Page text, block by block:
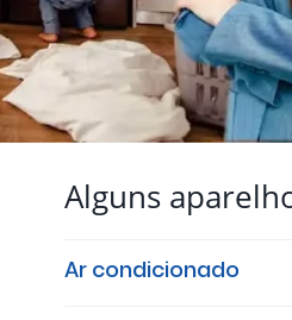
Alguns
Ar condicionado